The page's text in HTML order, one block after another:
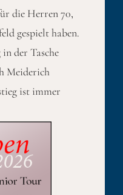
die Herren 70,
gespielt haben.
der Tasche
Meiderich
ist immer